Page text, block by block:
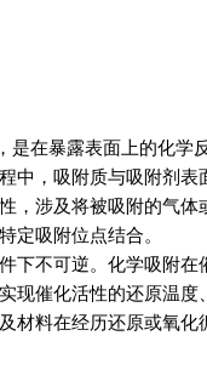
在暴露表面上的化学
中，吸附质与吸附剂表
，涉及将被吸附的气体
定吸附位点结合。
下不可逆。化学吸附在
现催化活性的还原温度
材料在经历还原或氧化